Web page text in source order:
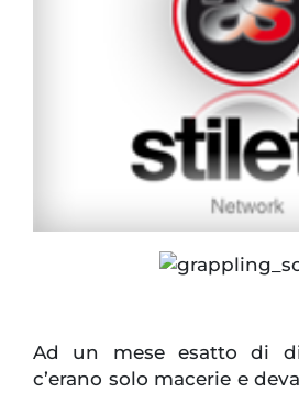
Ad un mese esatto di
c’erano solo macerie e